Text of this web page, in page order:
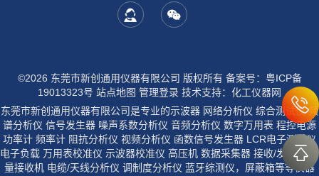
©2026 东莞市新创通用仪器有限公司 版权所有 备案号：粤ICP备
19013323号 站点地图 管理登录 技术支持： 化工仪器网
东莞市新创通用仪器有限公司是专业的示波器 网络分析仪 综合测试仪 频
谱分析仪 信号发生器 噪声系数分析仪 音频分析仪 数字万用表 程控电源
功率计 频率计 阻抗分析仪 视频分析仪 函数信号发生器 LCR电子测试仪
电子负载 万用表校准仪 示波器校准仪 高压机 数据采集器 接收/发射机 测
量接收机 电缆/天线分析仪 调制度分析仪 蓝牙综测仪，屏蔽箱等等仪器